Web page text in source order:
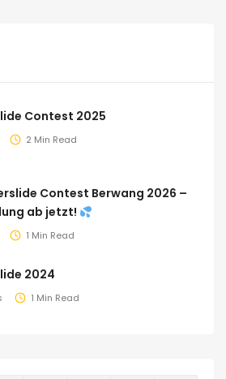
Contest 2025
2 Min Read
Contest Berwang 2026 –
ab jetzt!
1 Min Read
2024
1 Min Read